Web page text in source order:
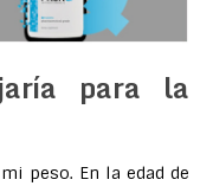
para la
peso. En la edad de